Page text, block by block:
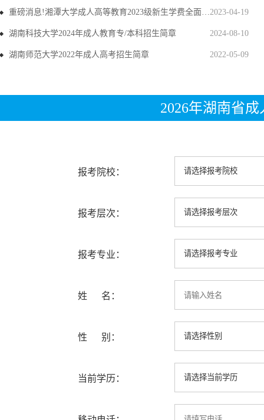
2023-04-19
重磅消息!湘潭大学成人高等教育2023级新生学费全面上调
2024-08-10
湖南科技大学2024年成人教育专/本科招生简章
2022-05-09
湖南师范大学2022年成人高考招生简章
2026年湖南省
报考院校：
报考层次：
报考专业：
姓 名：
性 别：
当前学历：